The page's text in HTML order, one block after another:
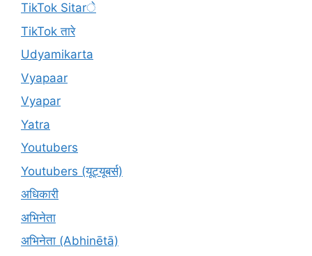
TikTok Sitarे
TikTok तारे
Udyamikarta
Vyapaar
Vyapar
Yatra
Youtubers
Youtubers (यूट्यूबर्स)
अधिकारी
अभिनेता
अभिनेता (Abhinētā)